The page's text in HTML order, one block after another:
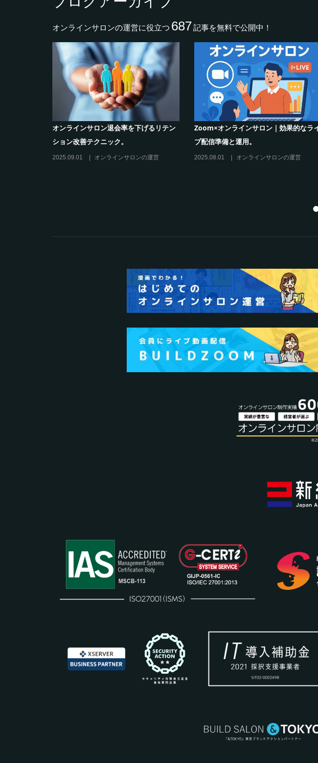
オンラインサロンの運営に役立つ 687記事を無料で公開中！
クリエイター系オンラインサロンの話題
席巻-”マッシュル”について調べてみた!
2024.06.25 オンラインサロンを活用する
グルメ系オンラインサロンで密かなブー
ム-今、なぜ”たけのこご飯”が熱いのか
2024.06.21 オンラインサロンを活用する